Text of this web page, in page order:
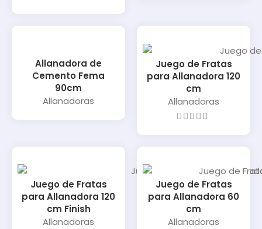
Allanadora de
Cemento Fema
90cm
Allanadoras
Juego de Fratas
para Allanadora 120
cm
Allanadoras
Juego de Fratas
para Allanadora 120
cm Finish
Allanadoras
Juego de Fratas
para Allanadora 60
cm
Allanadoras